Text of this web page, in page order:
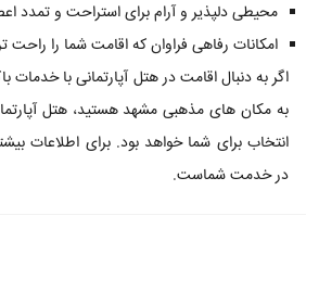
محیطی دلپذیر و آرام برای استراحت و تمدد
امکانات رفاهی فراوان که اقامت شما را راحت
اگر به دنبال اقامت در هتل آپارتمانی با
به مکان های مذهبی مشهد هستید، هتل
انتخاب برای شما خواهد بود. برای اطلاعات
در خدمت شماست.